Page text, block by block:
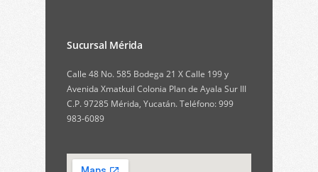
Sucursal Mérida
Calle 48 No. 585 Bodega 21 X Calle 199 y
Avenida Xmatkuil Colonia Plan de Ayala Sur III
C.P. 97285 Mérida, Yucatán. Teléfono: 999
983-6089